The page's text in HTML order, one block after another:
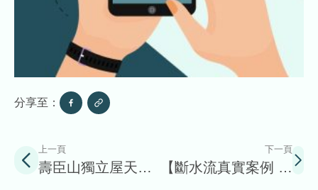
分享至：
上一頁
壽臣山獨立屋天台
下一頁
【斷水流真實案例 分